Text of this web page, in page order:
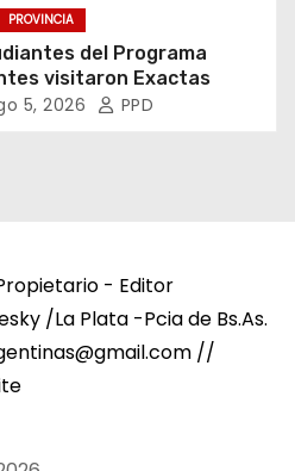
PROVINCIA
del Programa
visitaron Exactas
5, 2026 PPD
- Editor
/La Plata -Pcia de Bs.As.
//